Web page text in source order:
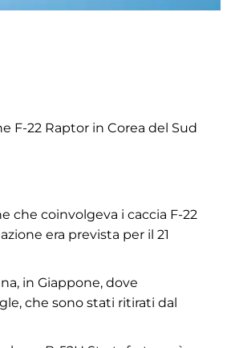
F-22 Raptor in Corea del Sud
che coinvolgeva i caccia F-22
era prevista per il 21
in Giappone, dove
che sono stati ritirati dal